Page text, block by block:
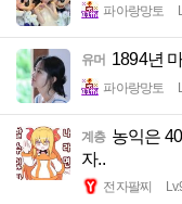
파아랑망토
유머 1894년
파아랑망토
계층 농익은
자..
전자팔찌